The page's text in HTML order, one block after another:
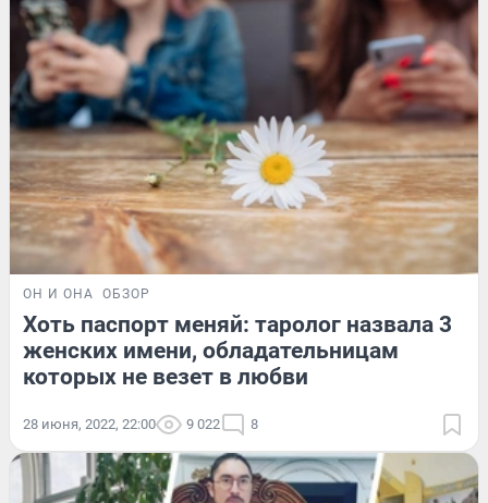
ОН И ОНА ОБЗОР
Хоть паспорт меняй: таролог назвала 3
женских имени, обладательницам
которых не везет в любви
28 июня, 2022, 22:00 9 022 8